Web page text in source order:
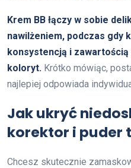
Krem BB łączy w sobie
nawilżeniem, podczas gdy
konsystencją i
koloryt. Krótko mówiąc,
najlepiej odpowiada
Jak ukryć
korektor i puder
Chcesz skutecznie